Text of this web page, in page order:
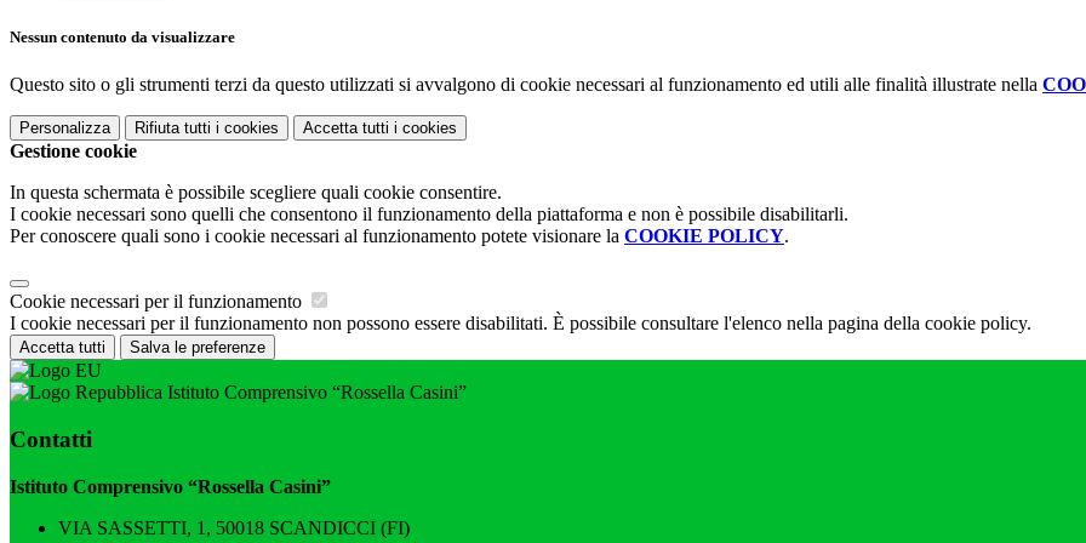
Nessun contenuto da visualizzare
Questo sito o gli strumenti terzi da questo utilizzati si avvalgono di cookie necessari al funzionamento ed utili alle finalità illustrate nella
Personalizza Rifiuta tutti i cookies Accetta tutti i cookies
Gestione cookie
In questa schermata è possibile scegliere quali cookie consentire.
I cookie necessari sono quelli che consentono il funzionamento della piattaforma e non è possibile disabilitarli.
Per conoscere quali sono i cookie necessari al funzionamento potete visionare la COOKIE POLICY.
Cookie necessari per il funzionamento
I cookie necessari per il funzionamento non possono essere disabilitati. È possibile consultare l'elenco nella pagina della cookie policy.
Accetta tutti Salva le preferenze
Istituto Comprensivo “Rossella Casini”
Contatti
Istituto Comprensivo “Rossella Casini”
VIA SASSETTI, 1, 50018 SCANDICCI (FI)